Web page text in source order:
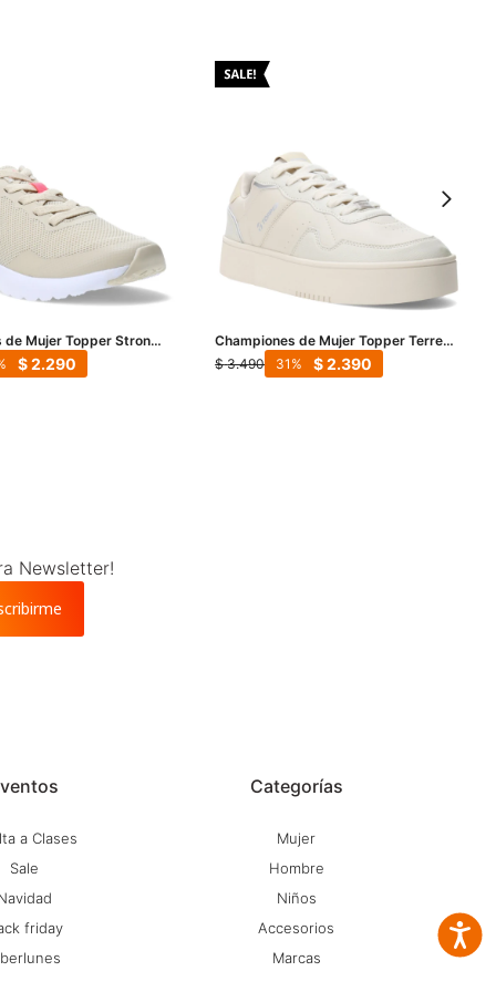
de Mujer Topper Strong
- Fucsia
$2.290
Championes de Mujer Topper Terre
Print - Beige
$ 3.490 $2.390
31
a Clases
Sale
friday
Categorías
Mujer
Hombre
Niños
Accesorios
Marcas
Newsletter!